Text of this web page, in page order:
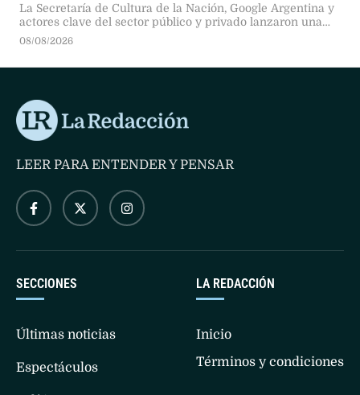
La Secretaría de Cultura de la Nación, Google Argentina y
actores clave del sector público y privado lanzaron una
plataforma interactiva con 50 historias digitales para
08/08/2026
LA REDACCIÓN
Inicio
Términos y condiciones
SECCIONES
Últimas noticias
Espectáculos
LEER PARA ENTENDER Y PENSAR